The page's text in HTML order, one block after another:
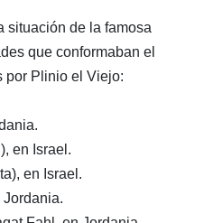
situación de la famosa
que conformaban el
por Plinio el Viejo:
en Israel.
en Israel.
Jordania.